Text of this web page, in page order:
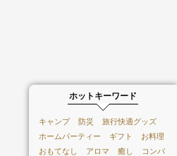
ホットキーワード
キャンプ 防災
旅行快適グッズ
ホームパーティー
ギフト
お料理
おもてなし
アロマ 癒し
コンパ